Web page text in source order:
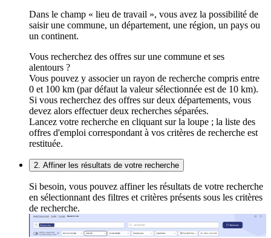
Dans le champ « lieu de travail », vous avez la possibilité de
saisir une commune, un département, une région, un pays ou
un continent.
Vous recherchez des offres sur une commune et ses
alentours ?
Vous pouvez y associer un rayon de recherche compris entre
0 et 100 km (par défaut la valeur sélectionnée est de 10 km).
Si vous recherchez des offres sur deux départements, vous
devez alors effectuer deux recherches séparées.
Lancez votre recherche en cliquant sur la loupe ; la liste des
offres d'emploi correspondant à vos critères de recherche est
restituée.
2. Affiner les résultats de votre recherche
Si besoin, vous pouvez affiner les résultats de votre recherche
en sélectionnant des filtres et critères présents sous les critères
de recherche.